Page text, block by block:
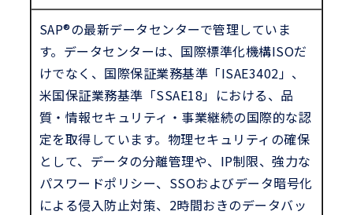
SAP®の最新データセンターで管理していま
す。データセンターは、国際標準化機構ISOだ
けでなく、国際保証業務基準「ISAE3402」、
米国保証業務基準「SSAE18」における、品
質・情報セキュリティ・事業継続の国際的な認
定を取得しています。物理セキュリティの確保
として、データの分離管理や、IP制限、強力な
パスワードポリシー、SSOおよびデータ暗号化
による侵入防止対策、2時間おきのデータバッ